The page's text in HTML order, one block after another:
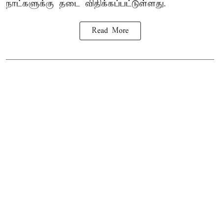
நாட்களுக்கு தடை விதிக்கப்பட்டுள்ளது.
Read More